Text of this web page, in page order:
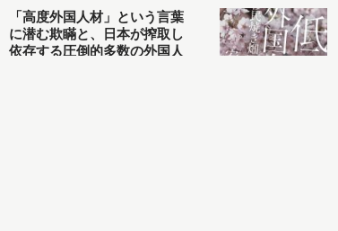
「高度外国人材」という言葉
に潜む欺瞞と、日本が搾取し
依存する圧倒的多数の外国人